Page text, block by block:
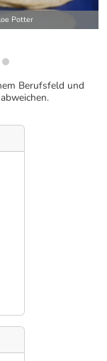
Potter
Berufsfeld und